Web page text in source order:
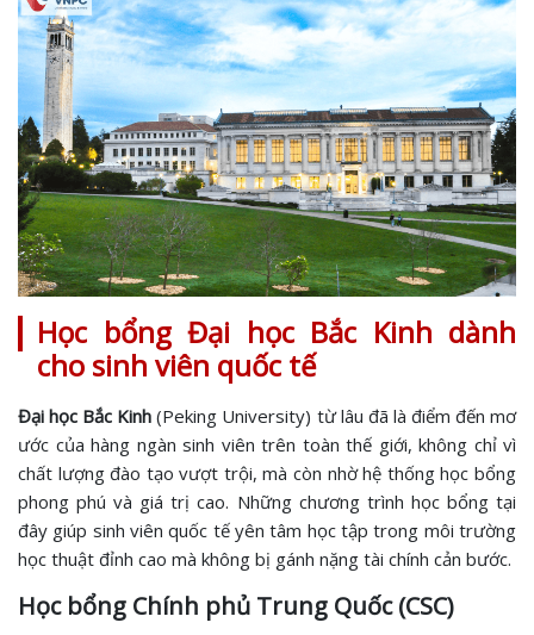
Học bổng Đại học Bắc Kinh dành
cho sinh viên quốc tế
Đại học Bắc Kinh (Peking University) từ lâu đã là điểm đến mơ
ước của hàng ngàn sinh viên trên toàn thế giới, không chỉ vì
chất lượng đào tạo vượt trội, mà còn nhờ hệ thống học bổng
phong phú và giá trị cao. Những chương trình học bổng tại
đây giúp sinh viên quốc tế yên tâm học tập trong môi trường
học thuật đỉnh cao mà không bị gánh nặng tài chính cản bước.
Học bổng Chính phủ Trung Quốc (CSC)